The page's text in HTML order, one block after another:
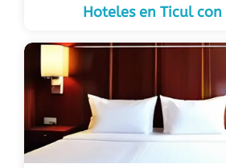
Hoteles en Ticul